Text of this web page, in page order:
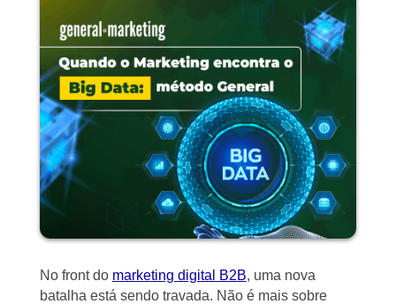
No front do marketing digital B2B, uma nova
batalha está sendo travada. Não é mais sobre